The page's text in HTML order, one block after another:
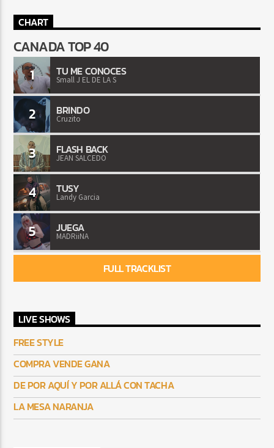
CHART
CANADA TOP 40
1 TU ME CONOCES
Small J EL DE LA S
2 BRINDO
Cruzito
3 FLASH BACK
JEAN SALCEDO
4 TUSY
Landy Garcia
5 JUEGA
MADRiiNA
FULL TRACKLIST
LIVE SHOWS
FREE STYLE
COMPRA VENDE GANA
DE POR AQUÍ Y POR ALLÁ CON TACHA
LA MESA NARANJA